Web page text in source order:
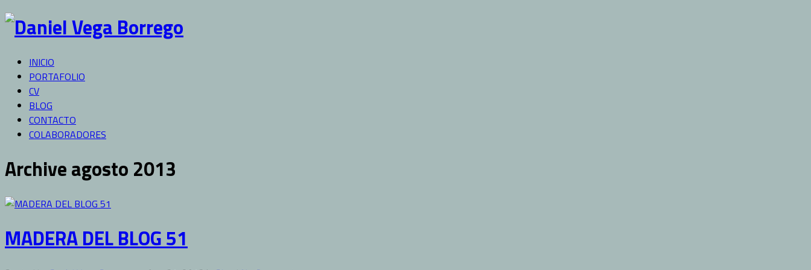
INICIO
PORTAFOLIO
CV
BLOG
CONTACTO
COLABORADORES
Archive agosto 2013
MADERA DEL BLOG 51